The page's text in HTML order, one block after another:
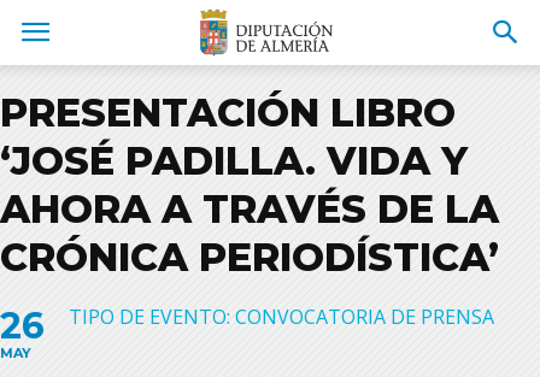
PRESENTACIÓN LIBRO
‘JOSÉ PADILLA. VIDA Y
AHORA A TRAVÉS DE LA
CRÓNICA PERIODÍSTICA’
26
MAY
TIPO DE EVENTO: CONVOCATORIA DE PRENSA